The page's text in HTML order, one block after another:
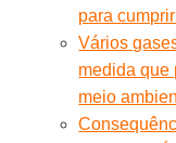
para
Vários
medida que
meio